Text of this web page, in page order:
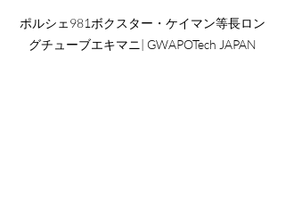
ポルシェ981ボクスター・ケイマン等長ロン
グチューブエキマニ| GWAPOTech JAPAN